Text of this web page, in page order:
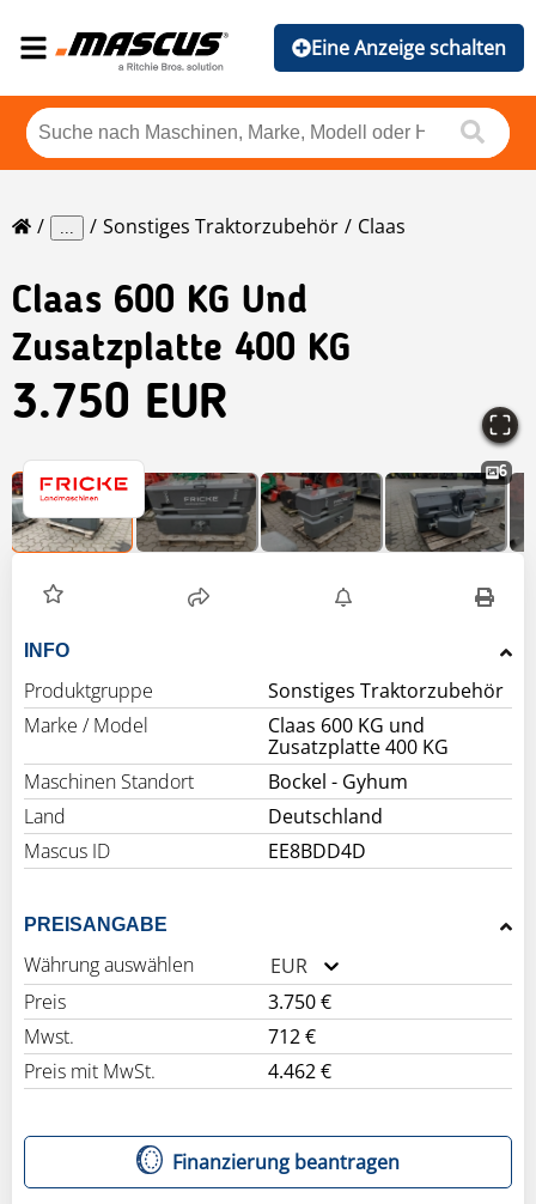
Eine Anzeige schalten
... Sonstiges Traktorzubehör Claas
Claas 600 KG Und
Zusatzplatte 400 KG
3.750 EUR
6
INFO
Produktgruppe
Sonstiges Traktorzubehör
Marke / Model
Claas 600 KG und
Zusatzplatte 400 KG
Maschinen Standort
Bockel - Gyhum
Land
Deutschland
Mascus ID
EE8BDD4D
PREISANGABE
Währung auswählen
EUR
Preis
3.750 €
Mwst.
712 €
Preis mit MwSt.
4.462 €
Finanzierung beantragen